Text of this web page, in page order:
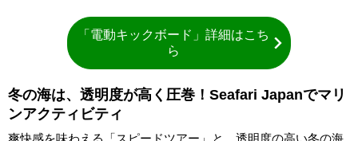
「電動キックボード」詳細はこち
ら
冬の海は、透明度が高く圧巻！Seafari Japanでマリ
ンアクティビティ
爽快感を味わえる「スピードツアー」と、透明度の高い冬の海